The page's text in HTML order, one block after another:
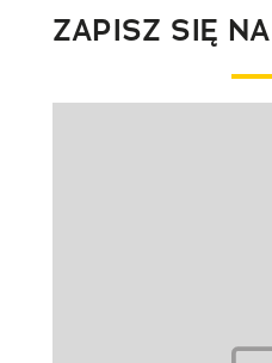
ZAPISZ SIĘ